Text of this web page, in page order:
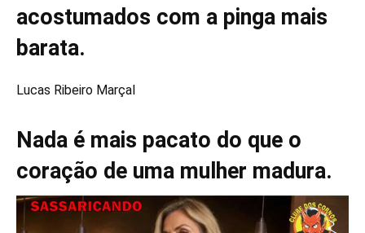
acostumados com a pinga mais
barata.
Lucas Ribeiro Marçal
Nada é mais pacato do que o
coração de uma mulher madura.